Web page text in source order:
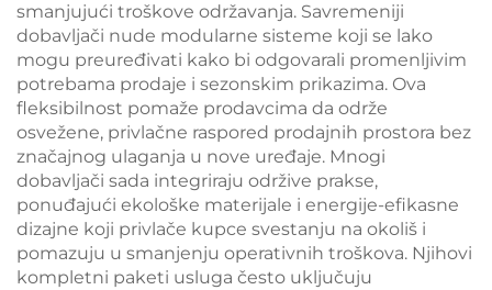
smanjujući troškove održavanja. Savremeniji
dobavljači nude modularne sisteme koji se lako
mogu preuređivati kako bi odgovarali promenljivim
potrebama prodaje i sezonskim prikazima. Ova
fleksibilnost pomaže prodavcima da održe
osvežene, privlačne raspored prodajnih prostora bez
značajnog ulaganja u nove uređaje. Mnogi
dobavljači sada integriraju održive prakse,
ponuđajući ekološke materijale i energije-efikasne
dizajne koji privlače kupce svestanju na okoliš i
pomazuju u smanjenju operativnih troškova. Njihovi
kompletni paketi usluga često uključuju